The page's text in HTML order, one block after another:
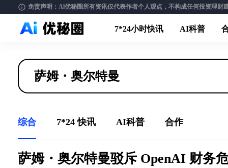
免责声明：Al优秘圈所有资讯仅代表作者个人观点，不构成任何投资理财
7*24小时快讯 AI科普
综合 7*24 快讯 AI科普 合作
萨姆・奥尔特曼驳斥 OpenAI 财务